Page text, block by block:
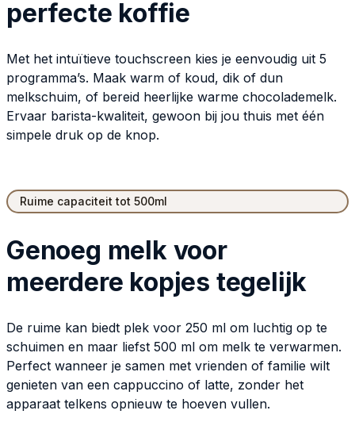
perfecte koffie
Met het intuïtieve touchscreen kies je eenvoudig uit 5
programma’s. Maak warm of koud, dik of dun
melkschuim, of bereid heerlijke warme chocolademelk.
Ervaar barista-kwaliteit, gewoon bij jou thuis met één
simpele druk op de knop.
Ruime capaciteit tot 500ml
Genoeg melk voor
meerdere kopjes tegelijk
De ruime kan biedt plek voor 250 ml om luchtig op te
schuimen en maar liefst 500 ml om melk te verwarmen.
Perfect wanneer je samen met vrienden of familie wilt
genieten van een cappuccino of latte, zonder het
apparaat telkens opnieuw te hoeven vullen.